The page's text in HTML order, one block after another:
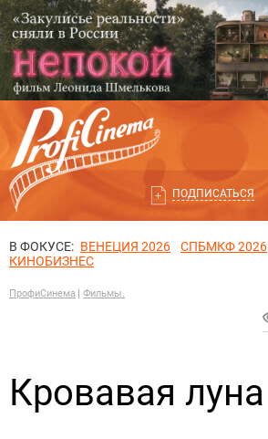
ПОДПИСАТЬСЯ
В ФОКУСЕ: ВЕНЕЦИЯ 2026 СПБМКФ 2026
КИНОБИЗНЕС
ПрофиСинема Фильмы.
Кровавая луна